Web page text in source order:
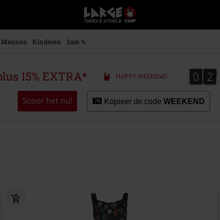
Large
–
Muziek-,
+
kleding
Mannen Kinderen Sale %
15% EXTRA* HAPPY WEEKEND 0
0 2
2
Scoor het nu! Kopieer de code WEEKEND